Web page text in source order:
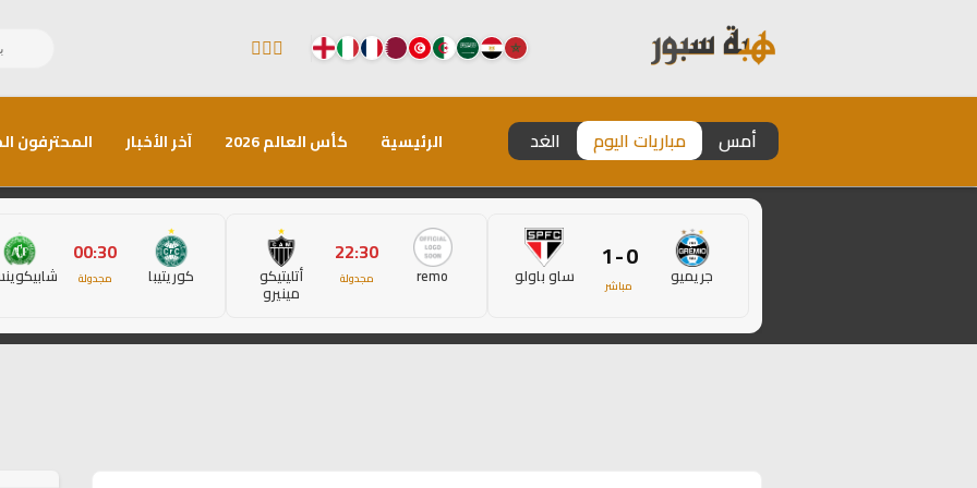
أمس مباريات اليوم الغد الرئيسية كأس العالم 2026 آخر الأخبار المحترفون
جريميو 0 - 1
مباشر ساو باولو remo
22:30
مجدولة أتليتيكو
مينيرو
كوريتيبا
00:30
مجدولة